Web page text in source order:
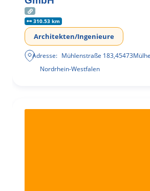
310.53 km
Architekten/Ingenieure
Adresse: Mühlenstraße 183,45473
Nordrhein-Westfalen